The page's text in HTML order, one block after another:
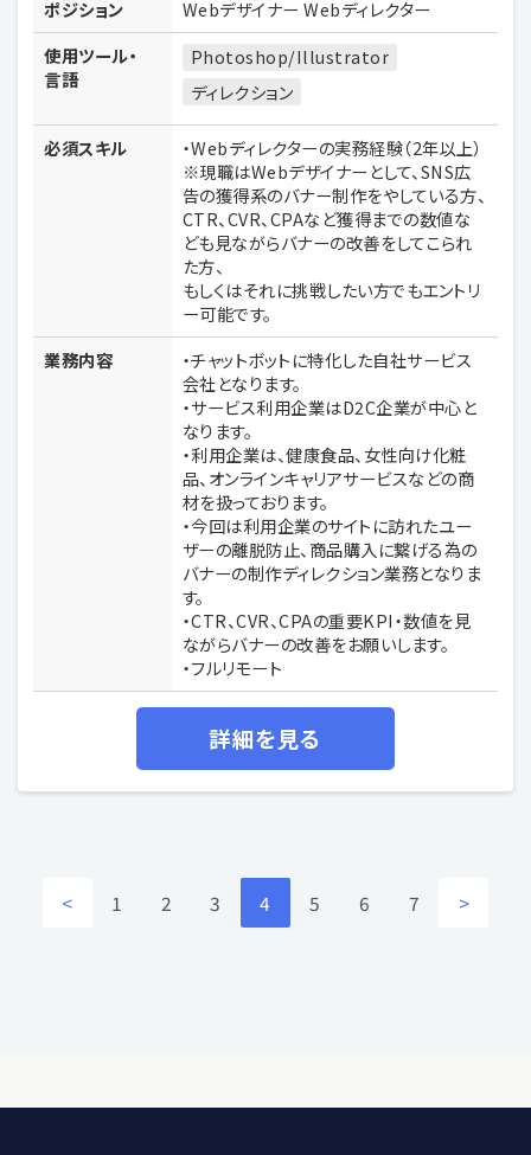
ポジション
Webデザイナー Webディレクター
使用ツール・
言語
Photoshop/Illustrator
ディレクション
必須スキル
・Webディレクターの実務経験（2年以上）
※現職はWebデザイナーとして、SNS広
告の獲得系のバナー制作をやしている方、
CTR、CVR、CPAなど獲得までの数値な
ども見ながらバナーの改善をしてこられ
た方、
もしくはそれに挑戦したい方でもエントリ
ー可能です。
業務内容
・チャットボットに特化した自社サービス
会社となります。
・サービス利用企業はD2C企業が中心と
なります。
・利用企業は、健康食品、女性向け化粧
品、オンラインキャリアサービスなどの商
材を扱っております。
・今回は利用企業のサイトに訪れたユー
ザーの離脱防止、商品購入に繋げる為の
バナーの制作ディレクション業務となりま
す。
・CTR、CVR、CPAの重要KPI・数値を見
ながらバナーの改善をお願いします。
・フルリモート
詳細を見る
< 1 2 3 4 5 6 7 >